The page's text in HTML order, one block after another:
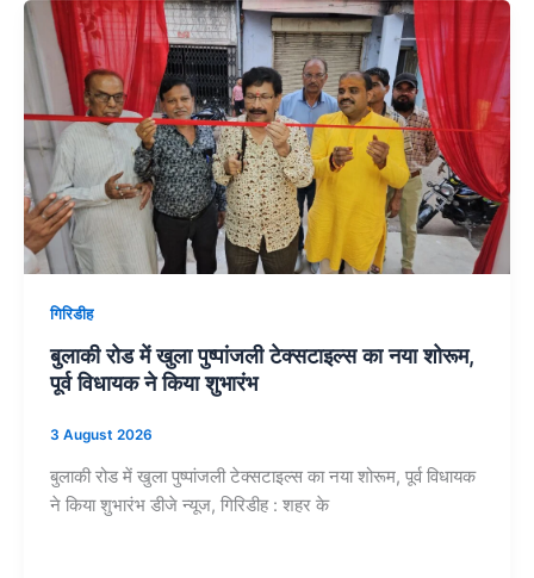
गिरिडीह
बुलाकी रोड में खुला पुष्पांजली टेक्सटाइल्स का नया शोरूम,
पूर्व विधायक ने किया शुभारंभ
3 August 2026
बुलाकी रोड में खुला पुष्पांजली टेक्सटाइल्स का नया शोरूम, पूर्व विधायक
ने किया शुभारंभ डीजे न्यूज, गिरिडीह : शहर के